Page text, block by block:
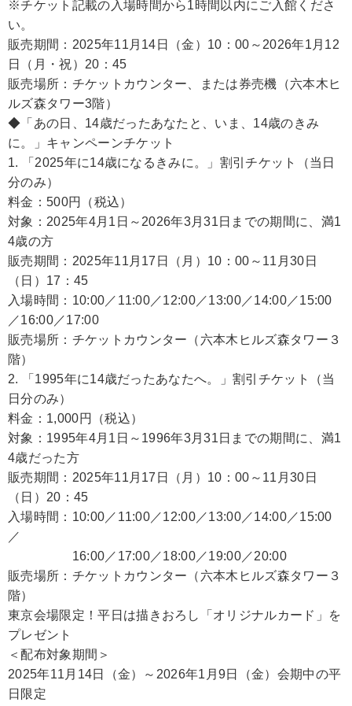
※チケット記載の入場時間から1時間以内にご入館くださ
い。
販売期間：2025年11月14日（金）10：00～2026年1月12
日（月・祝）20：45
販売場所：チケットカウンター、または券売機（六本木ヒ
ルズ森タワー3階）
◆「あの日、14歳だったあなたと、いま、14歳のきみ
に。」キャンペーンチケット
1. 「2025年に14歳になるきみに。」割引チケット（当日
分のみ）
料金：500円（税込）
対象：2025年4月1日～2026年3月31日までの期間に、満1
4歳の方
販売期間：2025年11月17日（月）10：00～11月30日
（日）17：45
入場時間：10:00／11:00／12:00／13:00／14:00／15:00
／16:00／17:00
販売場所：チケットカウンター（六本木ヒルズ森タワー３
階）
2. 「1995年に14歳だったあなたへ。」割引チケット（当
日分のみ）
料金：1,000円（税込）
対象：1995年4月1日～1996年3月31日までの期間に、満1
4歳だった方
販売期間：2025年11月17日（月）10：00～11月30日
（日）20：45
入場時間：10:00／11:00／12:00／13:00／14:00／15:00
／
16:00／17:00／18:00／19:00／20:00
販売場所：チケットカウンター（六本木ヒルズ森タワー３
階）
東京会場限定！平日は描きおろし「オリジナルカード」を
プレゼント
＜配布対象期間＞
2025年11月14日（金）～2026年1月9日（金）会期中の平
日限定